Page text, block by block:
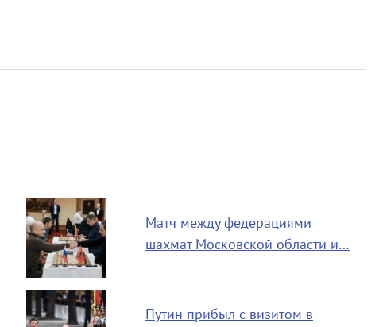
Матч между федерациями
шахмат Московской области и…
Путин прибыл с визитом в